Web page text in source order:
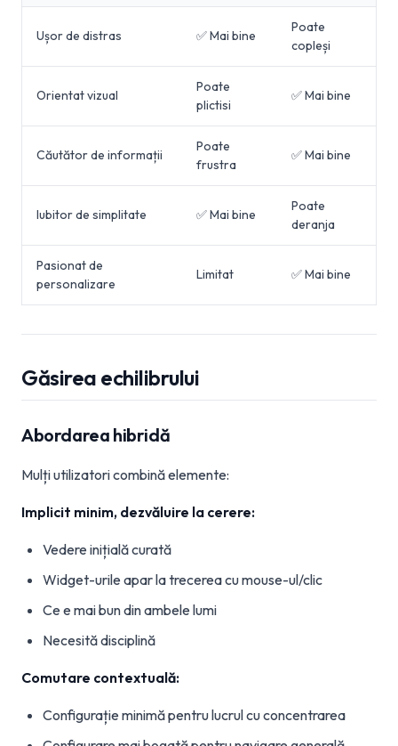
Ușor de distras ✅ Mai bine
Poate
copleși
Orientat vizual
Poate
plictisi
✅ Mai bine
Căutător de informații
Poate
frustra
✅ Mai bine
Iubitor de simplitate ✅ Mai bine
Poate
deranja
Pasionat de
personalizare
Limitat ✅ Mai bine
Găsirea echilibrului
Abordarea hibridă
Mulți utilizatori combină elemente:
Implicit minim, dezvăluire la cerere:
Vedere inițială curată
Widget-urile apar la trecerea cu mouse-ul/clic
Ce e mai bun din ambele lumi
Necesită disciplină
Comutare contextuală:
Configurație minimă pentru lucrul cu concentrarea